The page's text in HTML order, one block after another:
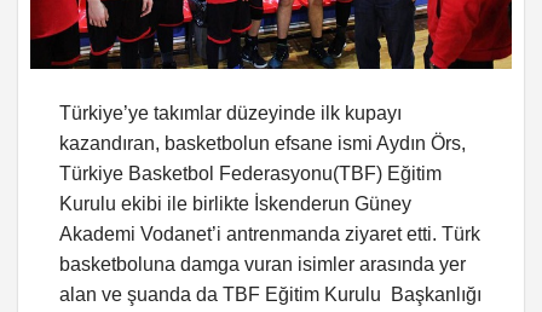
Türkiye’ye takımlar düzeyinde ilk kupayı
kazandıran, basketbolun efsane ismi Aydın Örs,
Türkiye Basketbol Federasyonu(TBF) Eğitim
Kurulu ekibi ile birlikte İskenderun Güney
Akademi Vodanet’i antrenmanda ziyaret etti. Türk
basketboluna damga vuran isimler arasında yer
alan ve şuanda da TBF Eğitim Kurulu Başkanlığı